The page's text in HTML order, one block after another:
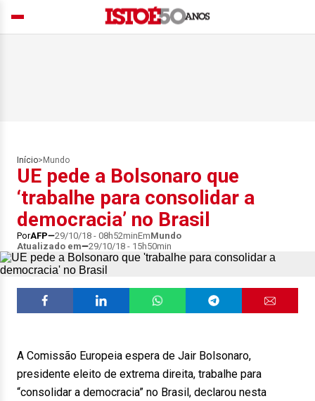
Início> Mundo
UE pede a Bolsonaro que
‘trabalhe para consolidar a
democracia’ no Brasil
PorAFP 29/10/18 - 08h52minEmMundo
Atualizado em
29/10/18 - 15h50min
A Comissão Europeia espera de Jair Bolsonaro,
presidente eleito de extrema direita, trabalhe para
“consolidar a democracia” no Brasil, declarou nesta